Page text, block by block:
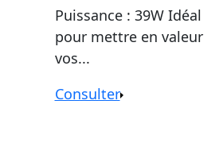
Puissance : 39W Idéal
pour mettre en valeur
vos...
Consulter